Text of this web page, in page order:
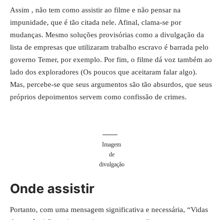
Assim , não tem como assistir ao filme e não pensar na
impunidade, que é tão citada nele. Afinal, clama-se por
mudanças. Mesmo soluções provisórias como a divulgação da
lista de empresas que utilizaram trabalho escravo é barrada pelo
governo Temer, por exemplo. Por fim, o filme dá voz também ao
lado dos exploradores (Os poucos que aceitaram falar algo).
Mas, percebe-se que seus argumentos são tão absurdos, que seus
próprios depoimentos servem como confissão de crimes.
Imagem
de
divulgação
Onde assistir
Portanto, com uma mensagem significativa e necessária, “Vidas